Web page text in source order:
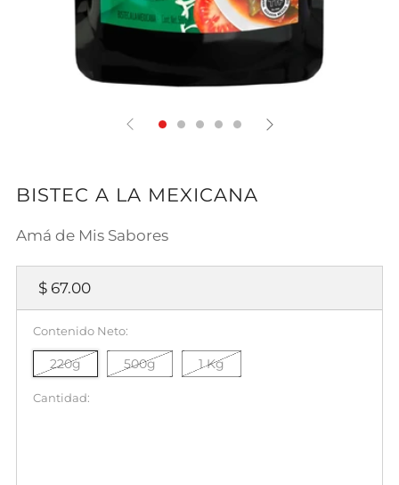
BISTEC A LA MEXICANA
Amá de Mis Sabores
Precio
habitual
$ 67.00
Contenido Neto:
220g 500g 1 Kg
Cantidad: